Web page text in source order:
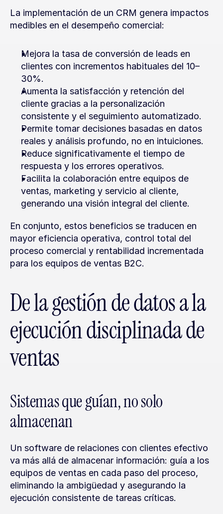
La implementación de un CRM genera impactos
medibles en el desempeño comercial:
Mejora la tasa de conversión de leads en
clientes con incrementos habituales del 10–
30%.
Aumenta la satisfacción y retención del
cliente gracias a la personalización
consistente y el seguimiento automatizado.
Permite tomar decisiones basadas en datos
reales y análisis profundo, no en intuiciones.
Reduce significativamente el tiempo de
respuesta y los errores operativos.
Facilita la colaboración entre equipos de
ventas, marketing y servicio al cliente,
generando una visión integral del cliente.
En conjunto, estos beneficios se traducen en
mayor eficiencia operativa, control total del
proceso comercial y rentabilidad incrementada
para los equipos de ventas B2C.
De la gestión de datos a la
ejecución disciplinada de
ventas
Sistemas que guían, no solo
almacenan
Un software de relaciones con clientes efectivo
va más allá de almacenar información: guía a los
equipos de ventas en cada paso del proceso,
eliminando la ambigüedad y asegurando la
ejecución consistente de tareas críticas.